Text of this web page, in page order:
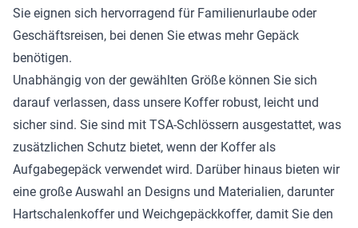
Sie eignen sich hervorragend für Familienurlaube oder
Geschäftsreisen, bei denen Sie etwas mehr Gepäck
benötigen.
Unabhängig von der gewählten Größe können Sie sich
darauf verlassen, dass unsere Koffer robust, leicht und
sicher sind. Sie sind mit TSA-Schlössern ausgestattet, was
zusätzlichen Schutz bietet, wenn der Koffer als
Aufgabegepäck verwendet wird. Darüber hinaus bieten wir
eine große Auswahl an Designs und Materialien, darunter
Hartschalenkoffer und Weichgepäckkoffer, damit Sie den